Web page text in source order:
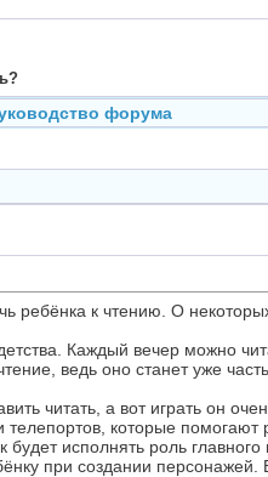
форума
ребёнка к чтению. О
Каждый вечер можно
ведь оно станет уже
читать, а вот играть он
телепортов, которые
будет исполнять роль
при создании